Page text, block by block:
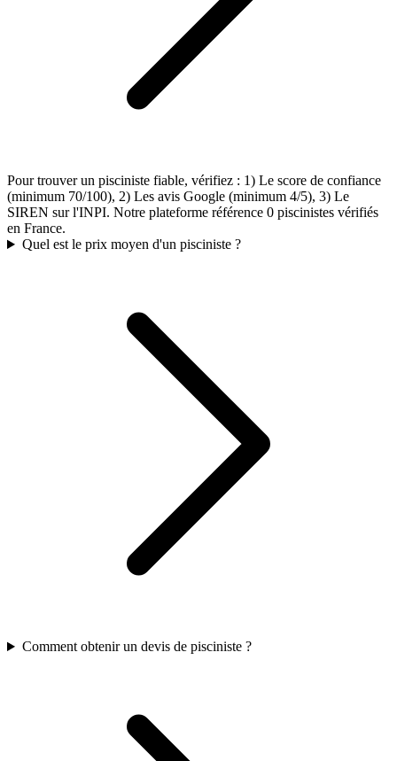
Pour trouver un pisciniste fiable, vérifiez : 1) Le score de confiance
(minimum 70/100), 2) Les avis Google (minimum 4/5), 3) Le
SIREN sur l'INPI. Notre plateforme référence 0 piscinistes vérifiés
en France.
Quel est le prix moyen d'un pisciniste ?
Comment obtenir un devis de pisciniste ?